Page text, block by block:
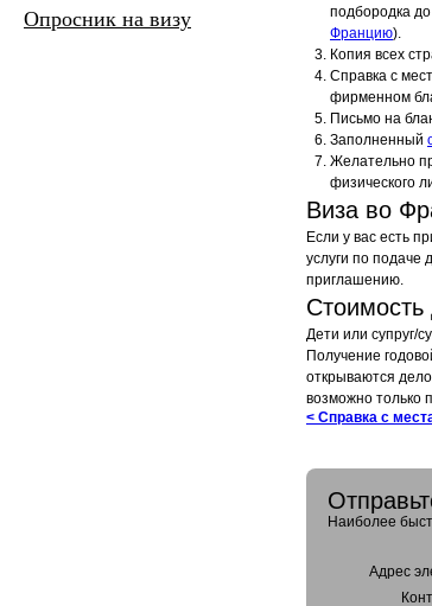
Опросник на визу
подбородка
Францию).
Копия всех
Справка с
фирменном
Письмо на
Заполненный
Желательно
физического
Виза во
Если у вас есть
услуги по подаче
приглашению.
Дети или супруг/
Получение
открываются
возможно только
< Справка с
Наиболее
Адрес